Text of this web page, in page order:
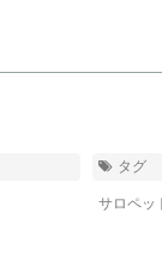
タグ
サロペッ